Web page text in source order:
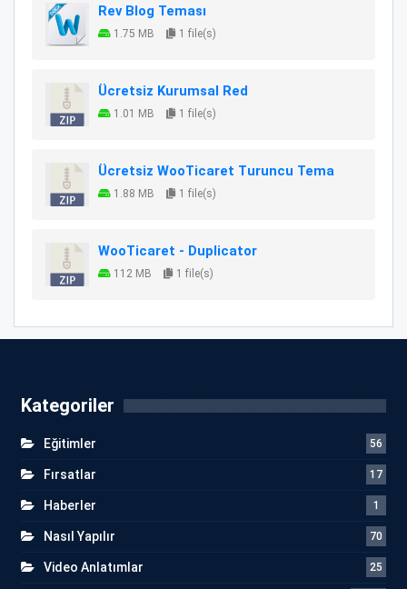
Rev Blog Teması
1.75 MB 1 file(s)
Ücretsiz Kurumsal Red
1.01 MB 1 file(s)
Ücretsiz WooTicaret Turuncu Tema
1.88 MB 1 file(s)
WooTicaret - Duplicator
112 MB 1 file(s)
Kategoriler
Eğitimler 56
Fırsatlar 17
Haberler 1
Nasıl Yapılır 70
Video Anlatımlar 25